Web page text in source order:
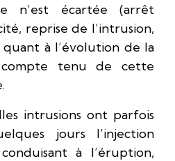
n’est écartée (arrêt
reprise de l’intrusion,
à l’évolution de la
tenu de cette
intrusions ont parfois
jours l’injection
à l’éruption,